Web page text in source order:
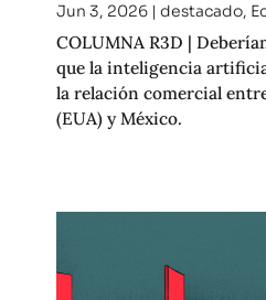
Jun 3, 2026| destacado,
COLUMNA R3D |
que la inteligencia
la relación comercial
(EUA) y México.